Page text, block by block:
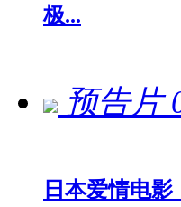
极...
预告片
日本爱情电